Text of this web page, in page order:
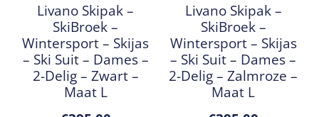
Livano Skipak –
SkiBroek –
Wintersport – Skijas
– Ski Suit – Dames –
2-Delig – Zwart –
Maat L
Livano Skipak –
SkiBroek –
Wintersport – Skijas
– Ski Suit – Dames –
2-Delig – Zalmroze –
Maat L